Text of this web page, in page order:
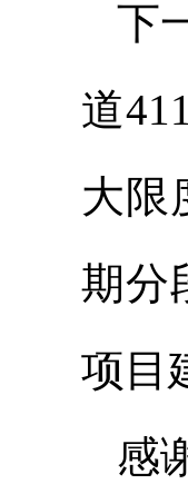
下
道
大限
期分
项目
感